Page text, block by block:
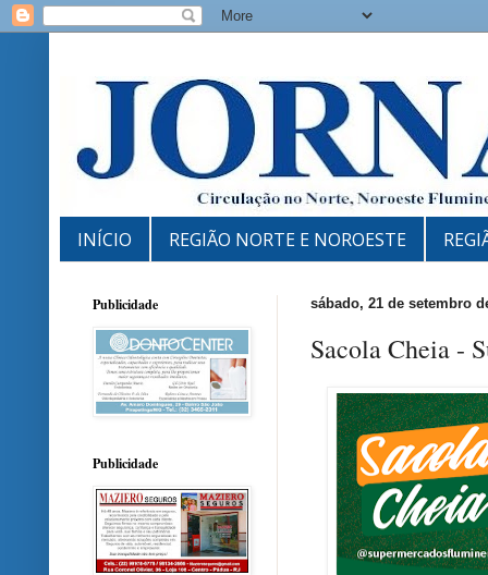
INÍCIO REGIÃO NORTE E NOROESTE
sábado, 21 de setembro
Sacola Cheia -
Publicidade
Publicidade